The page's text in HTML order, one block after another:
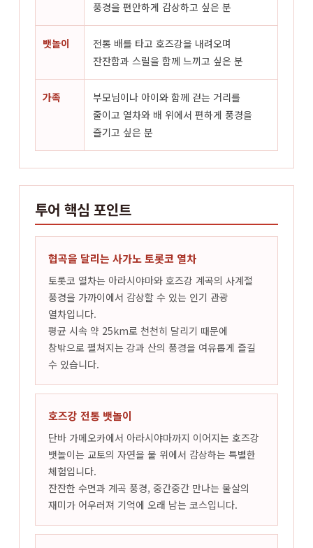
풍경을 편안하게 감상하고 싶은 분
뱃놀이
전통 배를 타고 호즈강을 내려오며
잔잔함과 스릴을 함께 느끼고 싶은 분
가족
부모님이나 아이와 함께 걷는 거리를
줄이고 열차와 배 위에서 편하게 풍경을
즐기고 싶은 분
투어 핵심 포인트
협곡을 달리는 사가노 토롯코 열차
토롯코 열차는 아라시야마와 호즈강 계곡의 사계절
풍경을 가까이에서 감상할 수 있는 인기 관광
열차입니다.
평균 시속 약 25km로 천천히 달리기 때문에
창밖으로 펼쳐지는 강과 산의 풍경을 여유롭게 즐길
수 있습니다.
호즈강 전통 뱃놀이
단바 가메오카에서 아라시야마까지 이어지는 호즈강
뱃놀이는 교토의 자연을 물 위에서 감상하는 특별한
체험입니다.
잔잔한 수면과 계곡 풍경, 중간중간 만나는 물살의
재미가 어우러져 기억에 오래 남는 코스입니다.